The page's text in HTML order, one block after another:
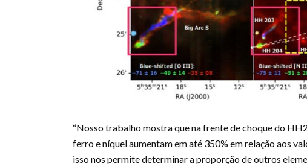
“Nosso trabalho mostra que na frente de choque do
ferro e níquel aumentam em até 350% em relação aos
isso nos permite determinar a proporção de outros